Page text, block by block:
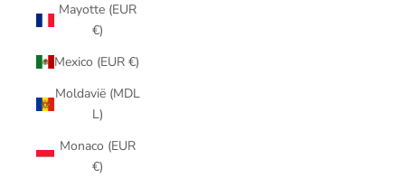
Mayotte (EUR
€)
Mexico (EUR €)
Moldavië (MDL
L)
Monaco (EUR
€)